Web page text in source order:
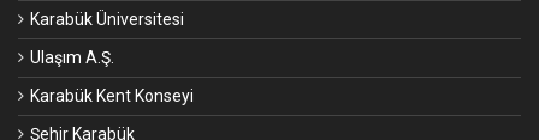
Karabük Üniversitesi
Ulaşım A.Ş.
Karabük Kent Konseyi
Şehir Karabük